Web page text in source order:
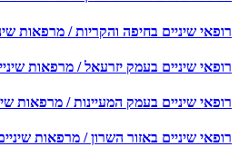
רופאי שיניים בחיפה והקריות / מרפאות
רופאי שיניים בעמק יזרעאל / מרפאות
רופאי שיניים בעמק המעיינות / מרפאות
רופאי שיניים באזור השרון / מרפאות